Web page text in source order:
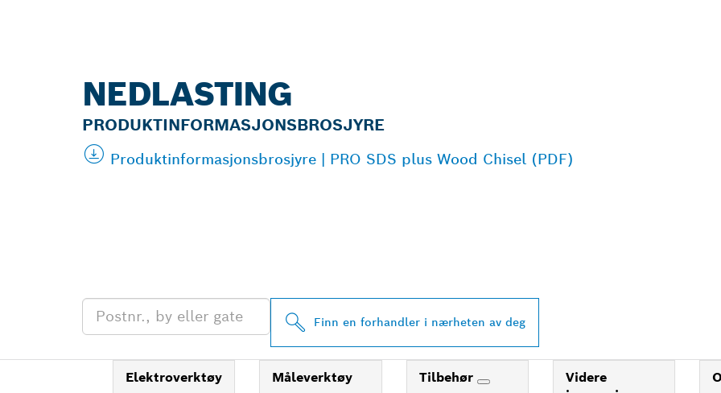
NEDLASTING
PRODUKTINFORMASJONSBROSJYRE
Produktinformasjonsbrosjyre | PRO SDS plus Wood Chisel (PDF)
Finn en forhandler i nærheten av deg
Elektroverktøy Måleverktøy Tilbehør
Videre